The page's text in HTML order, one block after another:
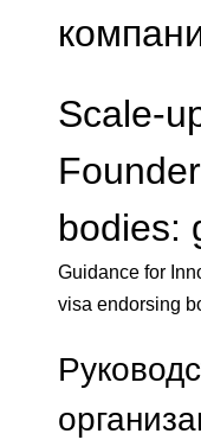
Scale-
bodies:
Guidance for
visa endorsing